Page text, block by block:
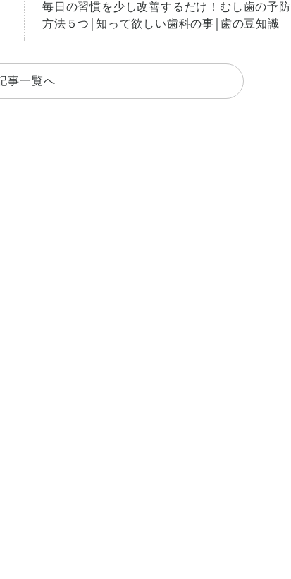
毎日の習慣を少し改善するだけ！むし歯の予防
方法５つ￨知って欲しい歯科の事￨歯の豆知識
事一覧へ